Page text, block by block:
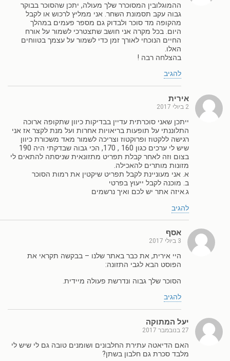
ההמוגלובין המסוכרר שלך מעולה, יתכן שהסוכר בבוקר
גבוה עקב תסמונת השחר. אני ממליץ לרכוש או לקבל
מהקופה מד סוכר ולבדוק גם מספר פעמים במהלך
היום. בכל מקרה אני חושב שתצטרכי לשמור על אורח
החיים הנוכחי לאורך זמן כדי לשמור על עצמך בטווחים
האלו.
בהצלחה רבה !
להגיב
אירית
2 ביולי 2017
ייתכן שאני סוכרתית עדיין בבדיקות כיוון שתקופה ארוכה
התלוננתי על תופעות בריאויות אחרות ועל מנת לקצר אז אני
רגישה ללקטוז ופרוקטוז וצריכה לשמור מאד משכורת כיוון
שיש לי ערכים כגון 160 , 170, הכי גבוה שבדקתי היה 190
בצום וזה לאחר קבלת תפריט מתזונאית שניסתה להתאים לי
מזונות מותרים להאכילה.
א. אני מעוניינת לקבל תפריט שיקטין את רמות הסוכר
ב. מוכנה לקבל ייעוץ בפרטי
ג.איזה אתר יש לכם ואיך נרשמים
להגיב
אסף
3 ביולי 2017
היי אירית, את כבר באתר שלנו – בבקשה תקראי את
הפוסט הבא לגבי התזונה:
הסוכר שלך גבוה ונדרשת פעולה מיידית.
להגיב
יעל המתוקה
27 בנובמבר 2017
האם הדיאטה עתירת החלבונים ושומנים טובה גם לי שיש לי
מלבד סכרת גם חלבון בשתן?